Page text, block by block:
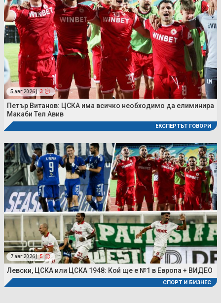
5 авг 2026 | 3
Петър Витанов: ЦСКА има всичко необходимо да елиминира
Макаби Тел Авив
ЕКСПЕРТЪТ ГОВОРИ
7 авг 2026 | 5
Левски, ЦСКА или ЦСКА 1948: Кой ще е №1 в Европа + ВИДЕО
СПОРТ И БИЗНЕС